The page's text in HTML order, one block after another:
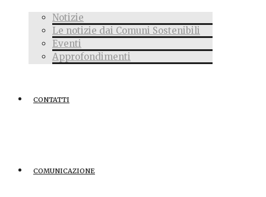
Notizie
Le notizie dai Comuni Sostenibili
Eventi
Approfondimenti
CONTATTI
COMUNICAZIONE